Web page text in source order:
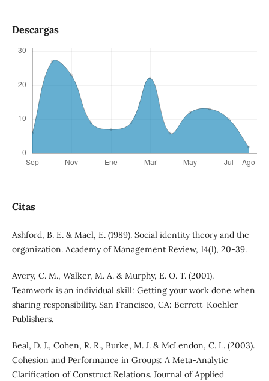
Descargas
Citas
Ashford, B. E. & Mael, E. (1989). Social identity theory and the
organization. Academy of Management Review, 14(1), 20-39.
Avery, C. M., Walker, M. A. & Murphy, E. O. T. (2001).
Teamwork is an individual skill: Getting your work done when
sharing responsibility. San Francisco, CA: Berrett-Koehler
Publishers.
Beal, D. J., Cohen, R. R., Burke, M. J. & McLendon, C. L. (2003).
Cohesion and Performance in Groups: A Meta-Analytic
Clarification of Construct Relations. Journal of Applied